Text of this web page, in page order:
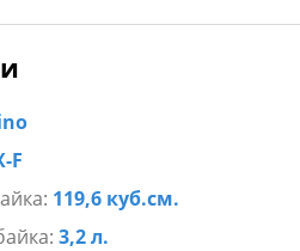
F
119,6 куб.см.
3,2 л.